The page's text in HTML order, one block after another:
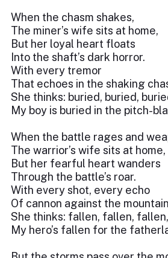
When the chasm shakes,
The miner’s wife sits at home,
But her loyal heart floats
Into the shaft’s dark horror.
With every tremor
That echoes in the shaking
She thinks: buried, buried,
My boy is buried in the pitch-
When the battle rages and
The warrior’s wife sits at home,
But her fearful heart wanders
Through the battle’s roar.
With every shot, every echo
Of cannon against the
She thinks: fallen, fallen, fallen,
My hero’s fallen for the